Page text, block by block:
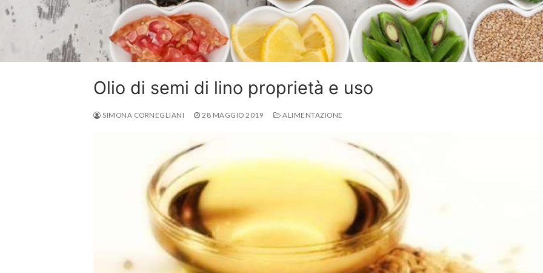
Olio di semi di lino proprietà e uso
SIMONA CORNEGLIANI 28 MAGGIO 2019 ALIMENTAZIONE